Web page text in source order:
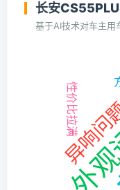
长安
基于AI技术对车主用